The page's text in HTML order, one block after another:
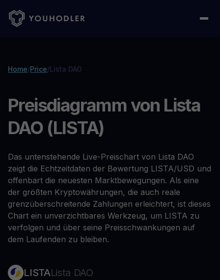
Home/Price/Lista DAO
Preisdiagramm von Lista
DAO (LISTA)
Das untenstehende Live-Preischart von Lista DAO
zeigt die Echtzeitdaten der Bewertung LISTA/USD und
offenbart die neuesten Marktbewegungen. Als eine
der größten Kryptowährungen, die auch reale
grenzüberschreitende Zahlungen erleichtert, ist dieses
Chart ein unverzichtbares Werkzeug, um LISTA zu
verfolgen und über seine Preisschwankungen auf
dem Laufenden zu bleiben.
LISTALista DAO